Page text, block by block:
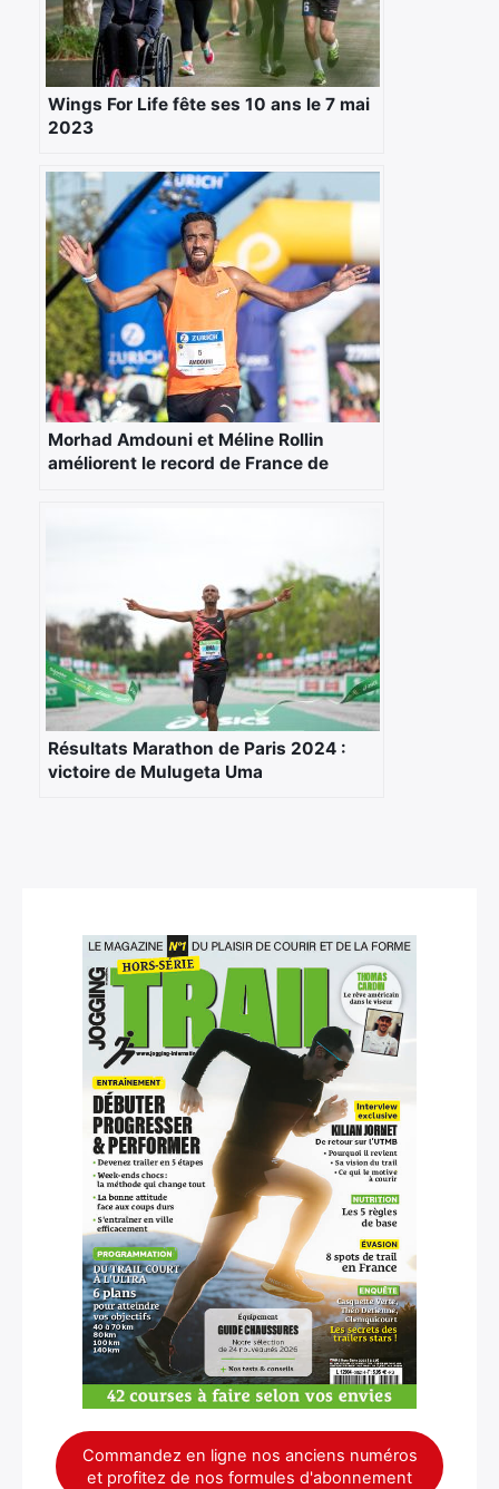
Wings For Life fête ses 10 ans le 7 mai
2023
Morhad Amdouni et Méline Rollin
améliorent le record de France de
Résultats Marathon de Paris 2024 :
victoire de Mulugeta Uma
Commandez en ligne nos anciens numéros
et profitez de nos formules d'abonnement
Rechercher
: